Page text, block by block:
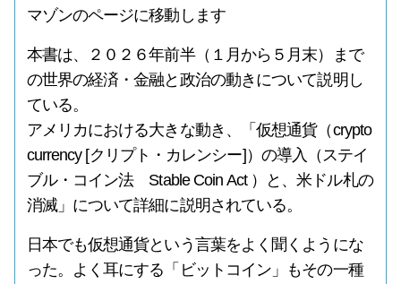
マゾンのページに移動します
本書は、２０２６年前半（１月から５月末）まで
の世界の経済・金融と政治の動きについて説明し
ている。
アメリカにおける大きな動き、「仮想通貨（crypto
currency [クリプト・カレンシー]）の導入（ステイ
ブル・コイン法 Stable Coin Act ）と、米ドル札の
消滅」について詳細に説明されている。
日本でも仮想通貨という言葉をよく聞くようにな
った。よく耳にする「ビットコイン」もその一種